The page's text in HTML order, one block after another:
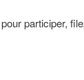
participer,